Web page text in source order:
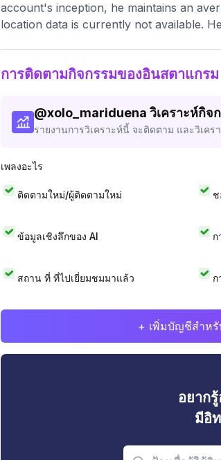
account's inception, he maintains an
location data is currently not available.
การติดตามกิจกรรมของอินสตาแกรม
@xolo_mariduena วิเคราะห์กิจ
รายงานการวิเคราะห์นี้ จะติดตาม และวิเค
เพลงอะไร
ติดตามใหม่/ผู้ติดตามใหม่ ช
ข้อมูลเชิงลึกของ AI ก
สถาน ที่ ที่ไปเยี่ยมชมมาแล้ว ก
+ เพิ่มบัญชีสำหรั
อยาก
มีอิ